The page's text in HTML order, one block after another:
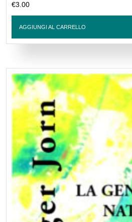
€3.00
AGGIUNGI AL CARRELLO